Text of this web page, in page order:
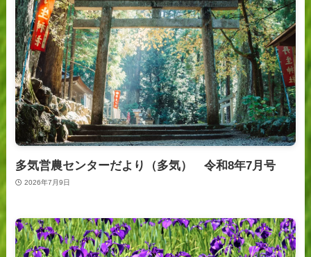
多気営農センターだより（多気） 令和8年7月号
2026年7月9日